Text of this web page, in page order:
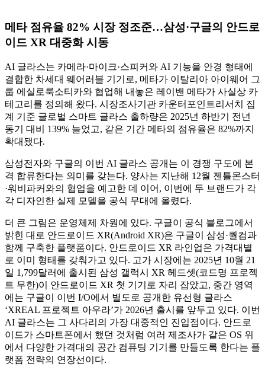
메타 점유율 82% 시장 정조준…삼성·구글의 안드로
이드 XR 대중화 시동
AI 글라스는 카메라·마이크·스피커와 AI 기능을 안경 형태에
결합한 차세대 웨어러블 기기로, 메타가 이탈리아 아이웨어 그
룹 에실로룩소티카와 협업해 내놓은 레이밴 메타가 사실상 카
테고리를 정의해 왔다. 시장조사기관 카운터포인트리서치 집
계 기준 글로벌 스마트 글라스 출하량은 2025년 하반기 전년
동기 대비 139% 늘었고, 같은 기간 메타의 점유율은 82%까지
확대됐다.
삼성전자와 구글의 이번 AI 글라스 공개는 이 경쟁 구도에 본
격 합류한다는 의미를 갖는다. 양사는 지난해 12월 젠틀몬스터
·워비파커와의 협업을 예고한 데 이어, 이번에 두 브랜드가 각
각 디자인한 실제 모델을 공식 무대에 올렸다.
더 큰 그림은 운영체제 차원에 있다. 구글이 공식 블로그에서
밝힌 대로 안드로이드 XR(Android XR)은 구글이 삼성·퀄컴과
함께 구축한 플랫폼이다. 안드로이드 XR 라인업은 가격대별
로 이미 형태를 갖춰가고 있다. 고가 시장에는 2025년 10월 21
일 1,799달러에 출시된 삼성 갤럭시 XR 헤드셋(코드명 프로젝
트 무한)이 안드로이드 XR 첫 기기로 자리 잡았고, 중간 영역
에는 구글이 이번 I/O에서 별도로 공개한 유선형 글라스
‘XREAL 프로젝트 아우라’가 2026년 출시를 앞두고 있다. 이번
AI 글라스는 그 사다리의 가장 대중적인 진입점이다. 안드로
이드가 스마트폰에서 했던 것처럼 여러 제조사가 같은 OS 위
에서 다양한 가격대의 공간 컴퓨팅 기기를 만들도록 한다는 플
랫폼 전략의 연장선이다.